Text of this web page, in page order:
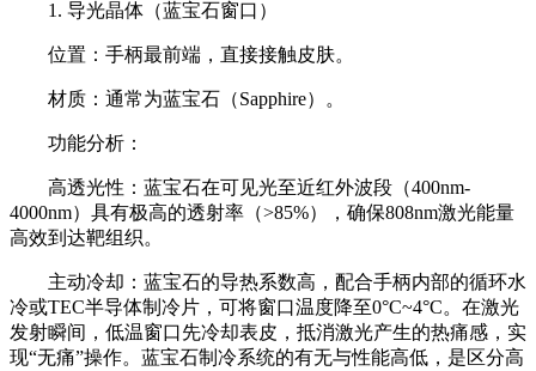
1. 导光晶体（蓝宝石窗口）
位置：手柄最前端，直接接触皮肤。
材质：通常为蓝宝石（Sapphire）。
功能分析：
高透光性：蓝宝石在可见光至近红外波段（400nm-
4000nm）具有极高的透射率（>85%），确保808nm激光能量
高效到达靶组织。
主动冷却：蓝宝石的导热系数高，配合手柄内部的循环水
冷或TEC半导体制冷片，可将窗口温度降至0°C~4°C。在激光
发射瞬间，低温窗口先冷却表皮，抵消激光产生的热痛感，实
现“无痛”操作。蓝宝石制冷系统的有无与性能高低，是区分高